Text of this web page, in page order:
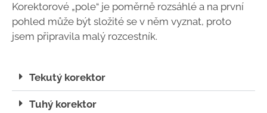
Korektorové „pole“ je poměrně rozsáhlé a na první
pohled může být složité se v něm vyznat, proto
jsem připravila malý rozcestník.
Tekutý korektor
Tuhý korektor